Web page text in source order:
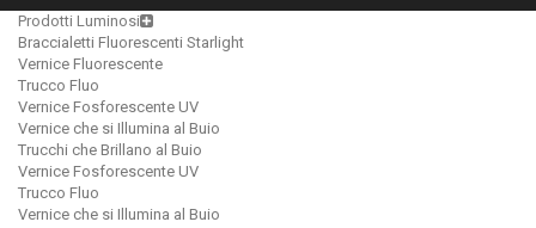
Prodotti Luminosi
Braccialetti Fluorescenti Starlight
Vernice Fluorescente
Trucco Fluo
Vernice Fosforescente UV
Vernice che si Illumina al Buio
Trucchi che Brillano al Buio
Vernice Fosforescente UV
Trucco Fluo
Vernice che si Illumina al Buio